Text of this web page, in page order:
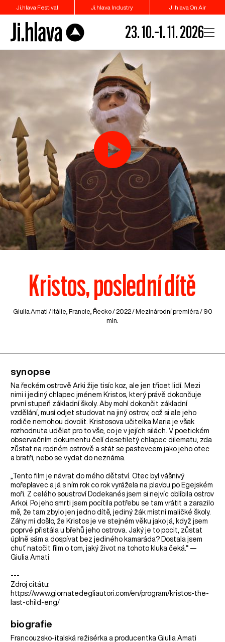
Ji.hlava Festival Ji.hlava Industry Ji.hlava On Air
23. 10.–1. 11. 2026
Kristos, poslední dítě
Giulia Amati / Itálie Francie Řecko/ 2022 / Mezinárodní premiéra / 90
min.
synopse
Na řeckém ostrově Arki žije tisíc koz, ale jen třicet lidí. Mezi
nimi i jediný chlapec jménem Kristos, který právě dokončuje
první stupeň základní školy. Aby mohl dokončit základní
vzdělání, musí odjet studovat na jiný ostrov, což si ale jeho
rodiče nemohou dovolit. Kristosova učitelka Maria je však
rozhodnuta udělat pro to vše, co je v jejích silách. V poetickém
observačním dokumentu čelí desetiletý chlapec dilematu, zda
zůstat na rodném ostrově a stát se pastevcem jako jeho otec
a bratři, nebo se vydat do neznáma.
„Tento film je návrat do mého dětství. Otec byl vášnivý
mořeplavec a já s ním rok co rok vyrážela na plavbu po Egejském
moři. Z celého soustroví Dodekanés jsem si nejvíc oblíbila ostrov
Arkoi. Po jeho smrti jsem pocítila potřebu se tam vrátit a zarazilo
mě, že tam zbylo jen jedno dítě, jediný žák místní maličké školy.
Záhy mi došlo, že Kristos je ve stejném věku jako já, když jsem
poprvé přistála u břehů jeho ostrova. Jaký je to pocit, zůstat
úplně sám a dospívat bez jediného kamaráda? Dostala jsem
chuť natočit film o tom, jaký život na tohoto kluka čeká.“ —
Giulia Amati
---
Zdroj citátu:
https://www.giornatedegliautori.com/en/program/kristos-the-
last-child-eng/
biografie
Francouzsko-italská režisérka a producentka Giulia Amati